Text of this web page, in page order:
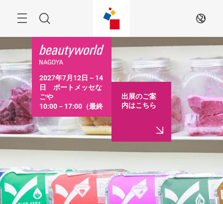
る
索
JA
2027年7月12日－14
日　ポートメッセな
ごや
10:00－17:00（最終
日は16:30まで）
出展のご案
内はこちら